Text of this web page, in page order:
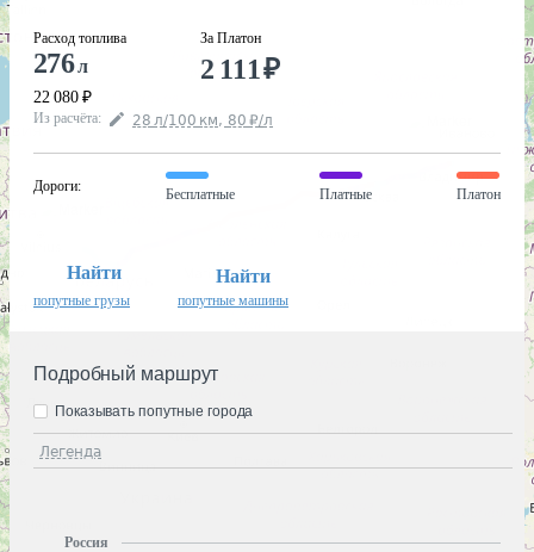
Расход топлива
276л
22 080 ₽
За Платон
2 111₽
Из расчёта: 28 л/100 км, 80 ₽/л
Дороги:
Бесплатные Платные Платон
Найти
попутные грузы
Найти
попутные машины
Подробный маршрут
Легенда
Показывать попутные города
Россия